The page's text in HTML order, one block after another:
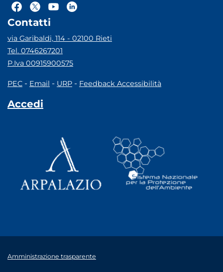
Contatti
via Garibaldi, 114 - 02100 Rieti
Tel. 0746267201
P.Iva 00915900575
PEC - Email - URP - Feedback Accessibilità
Accedi
Amministrazione trasparente